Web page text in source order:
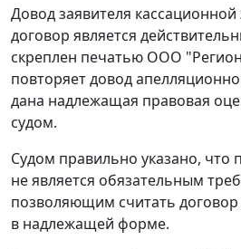
Довод заявителя
договор является
скреплен печатью ООО
повторяет довод
дана надлежащая правовая
судом.
Судом правильно указано, что
не является обязательным
позволяющим считать
в надлежащей форме.